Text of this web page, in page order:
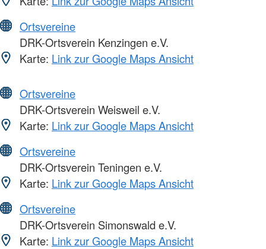
Ortsvereine
DRK-Ortsverein Kenzingen e.V.
Karte: Link zur Google Maps Ansicht
Ortsvereine
DRK-Ortsverein Weisweil e.V.
Karte: Link zur Google Maps Ansicht
Ortsvereine
DRK-Ortsverein Teningen e.V.
Karte: Link zur Google Maps Ansicht
Ortsvereine
DRK-Ortsverein Simonswald e.V.
Karte: Link zur Google Maps Ansicht